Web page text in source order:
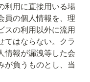
利用に直接用いる場
員の個人情報を、理
スの利用以外に流用
てはならない。クラ
情報が漏洩等した会
が負うものとし、当